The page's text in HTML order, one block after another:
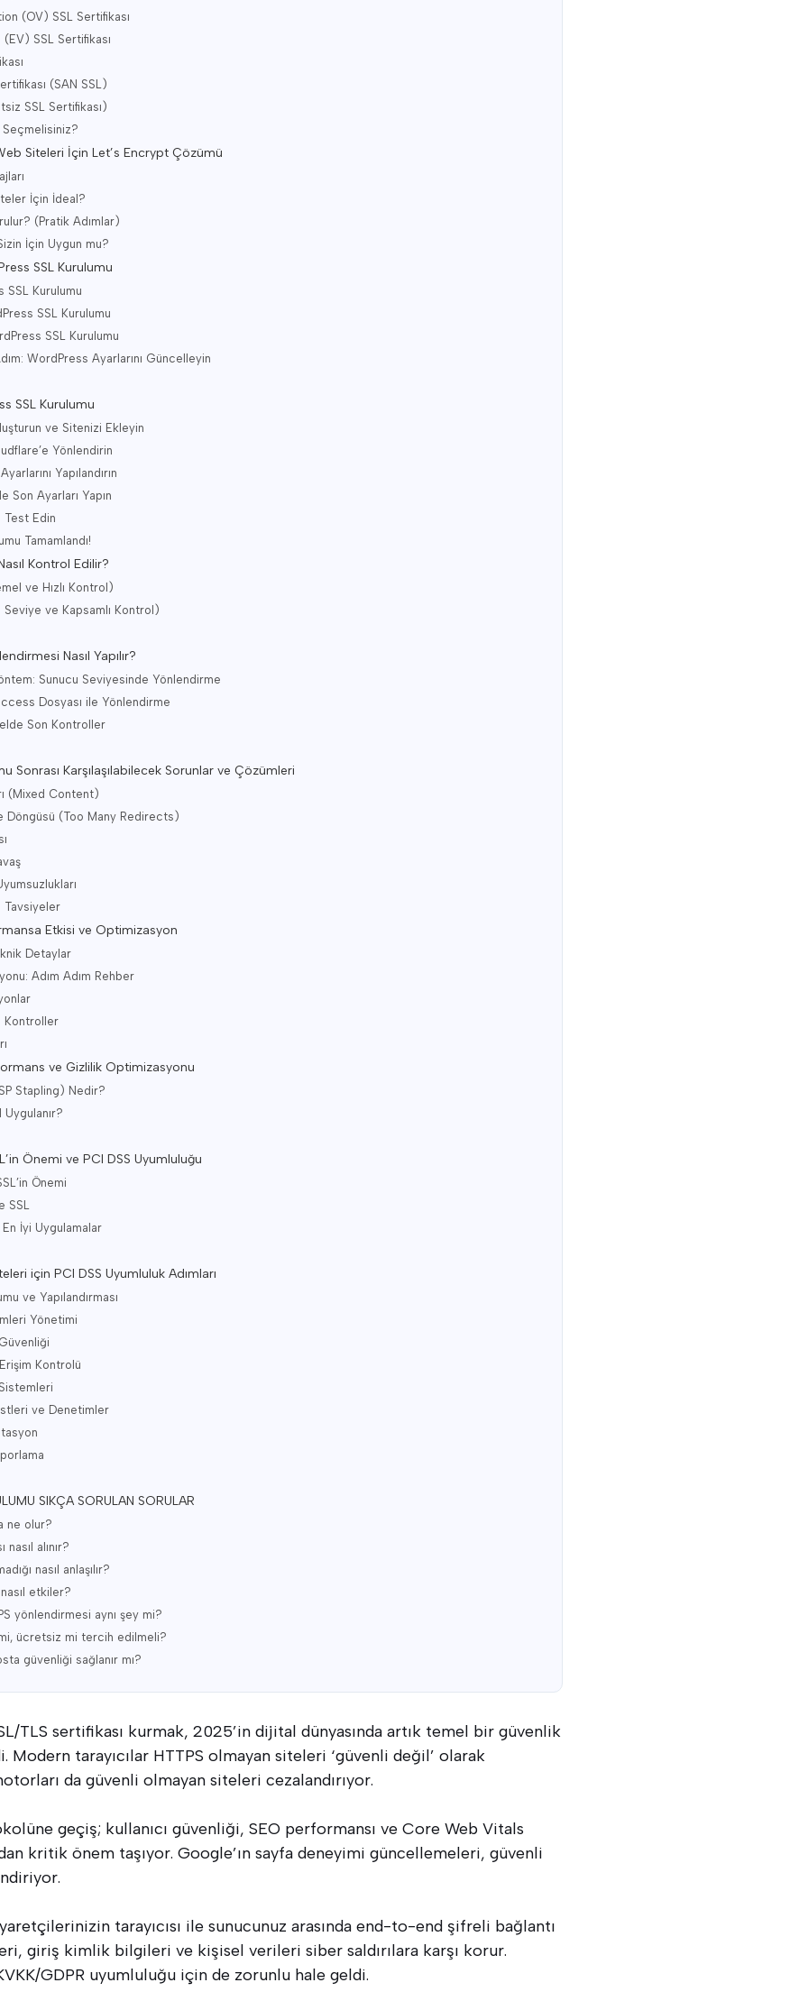
(OV) SSL Sertifikası
SSL Sertifikası
(SAN SSL)
SSL Sertifikası)
Seçmelisiniz?
Siteleri İçin Let’s Encrypt Çözümü
İçin İdeal?
(Pratik Adımlar)
İçin Uygun mu?
SSL Kurulumu
SSL Kurulumu
SSL Kurulumu
SSL Kurulumu
WordPress Ayarlarını Güncelleyin
SSL Kurulumu
ve Sitenizi Ekleyin
Yönlendirin
Yapılandırın
Son Ayarları Yapın
Test Edin
Tamamlandı!
Kontrol Edilir?
ve Hızlı Kontrol)
ve Kapsamlı Kontrol)
Nasıl Yapılır?
Sunucu Seviyesinde Yönlendirme
Dosyası ile Yönlendirme
Son Kontroller
Sonrası Karşılaşılabilecek Sorunlar ve Çözümleri
(Mixed Content)
Döngüsü (Too Many Redirects)
Tavsiyeler
Etkisi ve Optimizasyon
Detaylar
Adım Adım Rehber
Kontroller
ve Gizlilik Optimizasyonu
Stapling) Nedir?
Uygulanır?
Önemi ve PCI DSS Uyumluluğu
Önemi
SSL
İyi Uygulamalar
için PCI DSS Uyumluluk Adımları
ve Yapılandırması
Yönetimi
Kontrolü
ve Denetimler
SIKÇA SORULAN SORULAR
ne olur?
alınır?
nasıl anlaşılır?
etkiler?
yönlendirmesi aynı şey mi?
ücretsiz mi tercih edilmeli?
güvenliği sağlanır mı?
TLS sertifikası kurmak, 2025’in dijital dünyasında artık temel bir güvenlik
tarayıcılar HTTPS olmayan siteleri ‘güvenli değil’ olarak
da güvenli olmayan siteleri cezalandırıyor.
geçiş; kullanıcı güvenliği, SEO performansı ve Core Web Vitals
kritik önem taşıyor. Google’ın sayfa deneyimi güncellemeleri, güvenli
tarayıcısı ile sunucunuz arasında end-to-end şifreli bağlantı
giriş kimlik bilgileri ve kişisel verileri siber saldırılara karşı korur.
GDPR uyumluluğu için de zorunlu hale geldi.